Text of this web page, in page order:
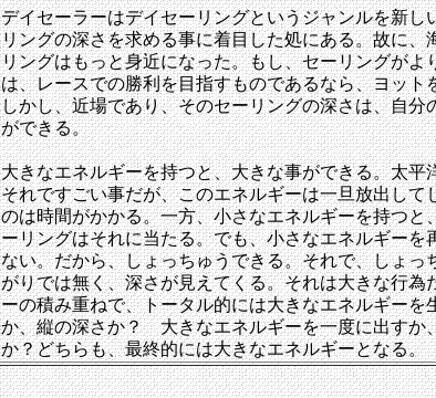
デイセーラーはデイセーリングというジャンルを新し
リングの深さを求める事に着目した処にある。故に
リングはもっと身近になった。もし、セーリングがよ
は、レースでの勝利を目指すものであるなら、ヨット
しかし、近場であり、そのセーリングの深さは、自
ができる。
大きなエネルギーを持つと、大きな事ができる。太
それですごい事だが、このエネルギーは一旦放出して
のは時間がかかる。一方、小さなエネルギーを持つと
ーリングはそれに当たる。でも、小さなエネルギー
ない。だから、しょっちゅうできる。それで、しょ
がりでは無く、深さが見えてくる。それは大きな行
ーの積み重ねで、トータル的には大きなエネルギーを
か、縦の深さか？ 大きなエネルギーを一度に出すか
か？どちらも、最終的には大きなエネルギーとなる。